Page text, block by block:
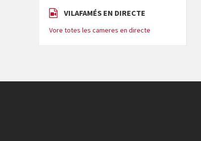
VILAFAMÉS EN DIRECTE
Vore totes les cameres en directe